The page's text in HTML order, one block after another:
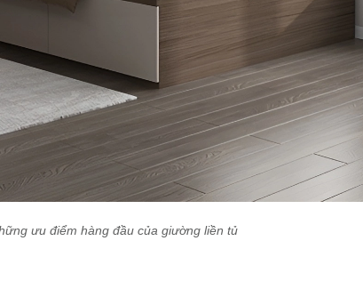
ưu điểm hàng đầu của giường liền tủ